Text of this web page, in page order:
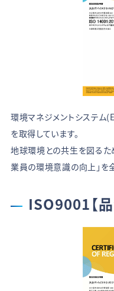
環境マネジメントシステム
を取得しています。
地球環境との共生を図るた
業員の環境意識の向上」を
ISO9001【品